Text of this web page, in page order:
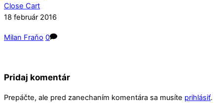
Close Cart
18 február 2016
Milan Fraňo 0
Pridaj komentár
Prepáčte, ale pred zanechaním komentára sa musíte prihlásiť.